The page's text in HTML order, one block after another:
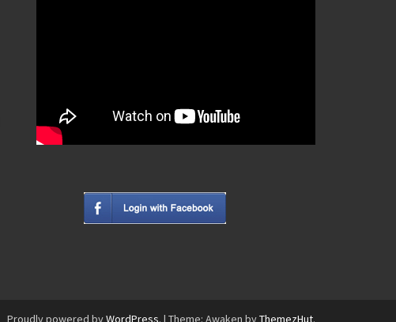
Proudly powered byWordPress. | Theme: Awaken byThemezHut.